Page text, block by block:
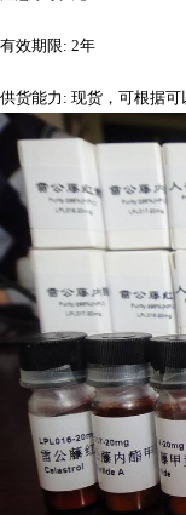
有效期限: 2年
供货能力 : 现货，可根据可